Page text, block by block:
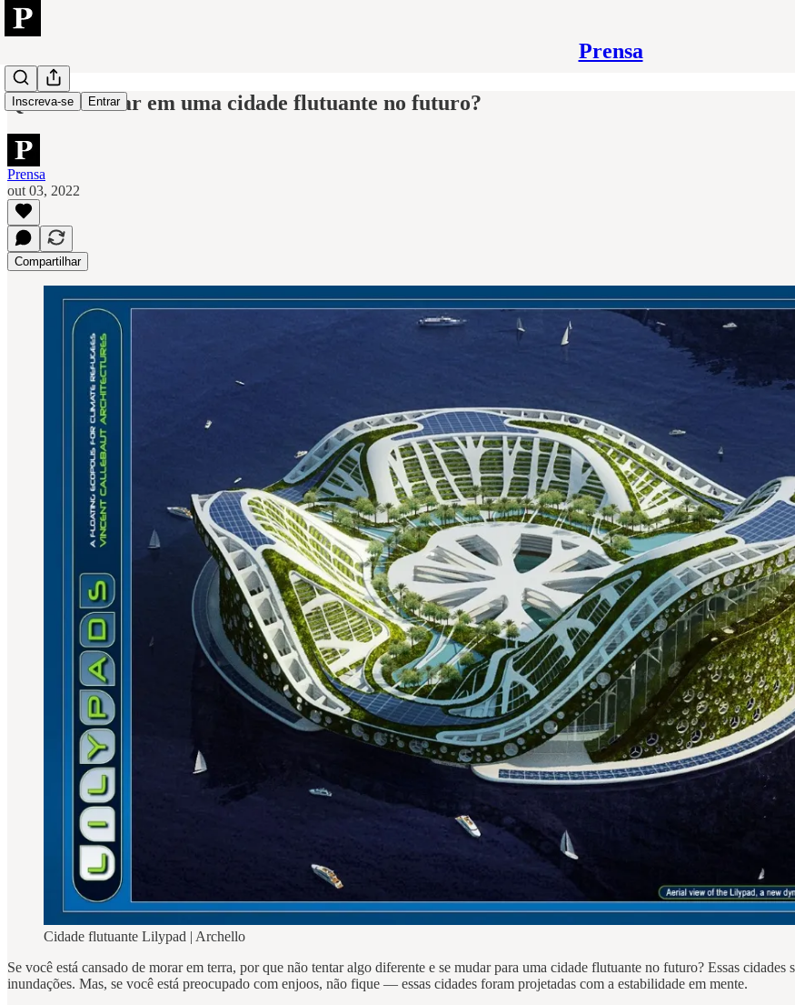
Prensa
Inscreva-se Entrar
Que tal morar em uma cidade flutuante no futuro?
Prensa
out 03, 2022
Compartilhar
Cidade flutuante Lilypad | Archello
Se você está cansado de morar em terra, por que não tentar algo diferente e se mudar para uma cidade flutuante no futuro? Essas
inundações. Mas, se você está preocupado com enjoos, não fique — essas cidades foram projetadas com a estabilidade em mente.